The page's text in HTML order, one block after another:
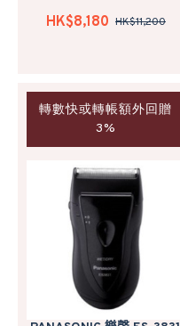
HK$8,180 HK$11,200
轉數快或轉帳額外回贈
3%